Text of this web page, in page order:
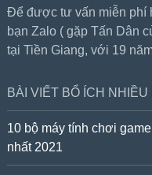
Để được tư vấn miễn phí
bạn Zalo ( gặp Tấn Dân
tại Tiền Giang, với 19
BÀI VIẾT BỔ ÍCH
10 bộ máy tính chơi
nhất 2021